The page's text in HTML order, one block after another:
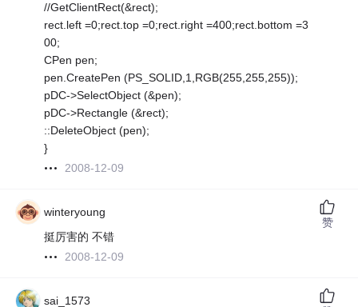
//GetClientRect(&rect);
rect.left =0;rect.top =0;rect.right =400;rect.bottom =3
00;
CPen pen;
pen.CreatePen (PS_SOLID,1,RGB(255,255,255));
pDC->SelectObject (&pen);
pDC->Rectangle (&rect);
::DeleteObject (pen);
}
2008-12-09
winteryoung
挺厉害的 不错
2008-12-09
赞
sai_1573